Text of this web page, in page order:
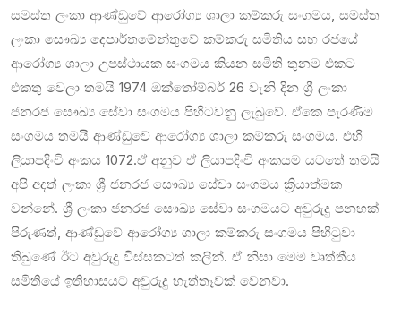
සමස්ත ලංකා ආණ්ඩුවේ ආරෝග්‍ය ශාලා කම්කරු සංගමය, සමස්ත
ලංකා සෞඛ්‍ය දෙපාර්තමේන්තුවේ කම්කරු සමිතිය සහ රජයේ
ආරෝග්‍ය ශාලා උපස්ථායක සංගමය කියන සමිති තුනම එකට
එකතු වෙලා තමයි 1974 ඔක්තෝම්බර් 26 වැනි දින ශ්‍රී ලංකා
ජනරජ සෞඛ්‍ය සේවා සංගමය පිහිටවනුු ලැබුවේ. ඒකෙ පැරණිම
සංගමය තමයි ආණ්ඩුවේ ආරෝග්‍ය ශාලා කම්කරු සංගමය. එහි
ලියාපදිංචි අංකය 1072.ඒ අනුව ඒ ලියාපදිංචි අංකයම යටතේ තමයි
අපි අදත් ලංකා ශ්‍රී ජනරජ සෞඛ්‍ය සේවා සංගමය ක්‍රියාත්මක
වන්නේ. ශ්‍රී ලංකා ජනරජ සෞඛ්‍ය සේවා සංගමයට අවුරුදු පනහක්
පිරුණත්, ආණ්ඩුවේ ආරෝග්‍ය ශාලා කම්කරු සංගමය පිහිටුවා
තිබුණේ ඊට අවුරුදු විස්සකටත් කලින්. ඒ නිසා මෙම වෘත්තීය
සමිතියේ ඉතිහාසයට අවුරුදු හැත්තෑවක් වෙනවා.